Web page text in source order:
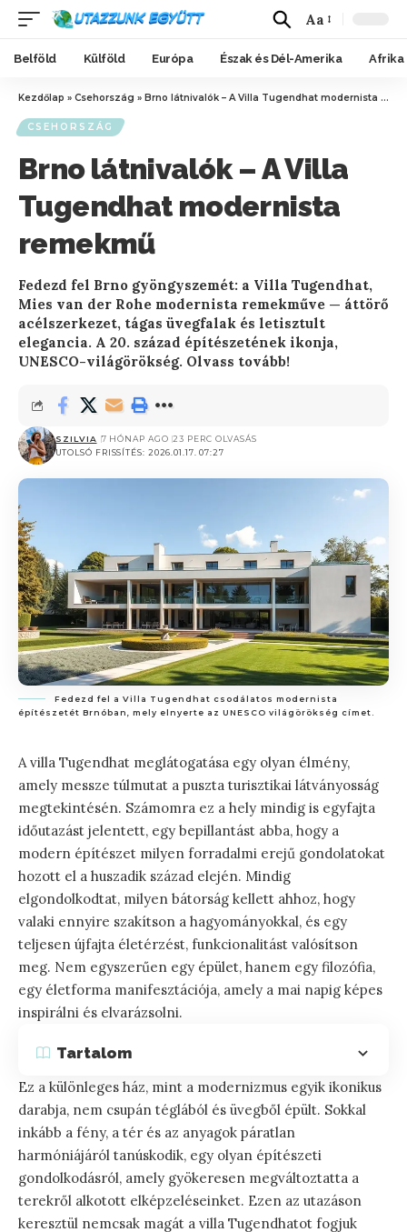
Aa
Belföld Külföld Európa Észak és Dél-Amerika Afrika
Kezdőlap » Csehország » Brno látnivalók – A Villa Tugendhat modernista remekmű
CSEHORSZÁG
Brno látnivalók – A Villa
Tugendhat modernista
remekmű
Fedezd fel Brno gyöngyszemét: a Villa Tugendhat,
Mies van der Rohe modernista remekműve — áttörő
acélszerkezet, tágas üvegfalak és letisztult
elegancia. A 20. század építészetének ikonja,
UNESCO-világörökség. Olvass tovább!
UTOLSÓ FRISSÍTÉS: 2026.01.17. 07:27
SZILVIA 7 HÓNAP AGO 23 PERC OLVASÁS
Fedezd fel a Villa Tugendhat csodálatos modernista
építészetét Brnóban, mely elnyerte az UNESCO világörökség címet.
A villa Tugendhat meglátogatása egy olyan élmény,
amely messze túlmutat a puszta turisztikai látványosság
megtekintésén. Számomra ez a hely mindig is egyfajta
időutazást jelentett, egy bepillantást abba, hogy a
modern építészet milyen forradalmi erejű gondolatokat
hozott el a huszadik század elején. Mindig
elgondolkodtat, milyen bátorság kellett ahhoz, hogy
valaki ennyire szakítson a hagyományokkal, és egy
teljesen újfajta életérzést, funkcionalitást valósítson
meg. Nem egyszerűen egy épület, hanem egy filozófia,
egy életforma manifesztációja, amely a mai napig képes
inspirálni és elvarázsolni.
Tartalom
Ez a különleges ház, mint a modernizmus egyik ikonikus
darabja, nem csupán téglából és üvegből épült. Sokkal
inkább a fény, a tér és az anyagok páratlan
harmóniájáról tanúskodik, egy olyan építészeti
gondolkodásról, amely gyökeresen megváltoztatta a
terekről alkotott elképzeléseinket. Ezen az utazáson
keresztül nemcsak magát a villa Tugendhatot fogjuk